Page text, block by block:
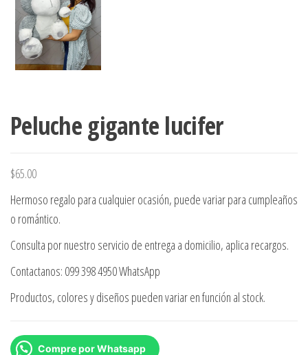
Peluche gigante lucifer
$65.00
Hermoso regalo para cualquier ocasión, puede variar para cumpleaños
o romántico.
Consulta por nuestro servicio de entrega a domicilio, aplica recargos.
Contactanos: 099 398 4950 WhatsApp
Productos, colores y diseños pueden variar en función al stock.
Compre por Whatsapp